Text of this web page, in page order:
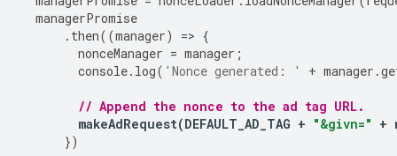
managerPromise
. then((manager) => {
nonceManager = manager ;
console. log( 'Nonce generated: ' + manager .
// Append the nonce to the ad tag URL.
makeAdRequest(DEFAULT_AD_TAG + "&givn=" +
})